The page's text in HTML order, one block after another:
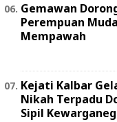
Gemawan
Perempuan
Mempawah
Kejati Kalbar
Nikah Terpadu
Sipil